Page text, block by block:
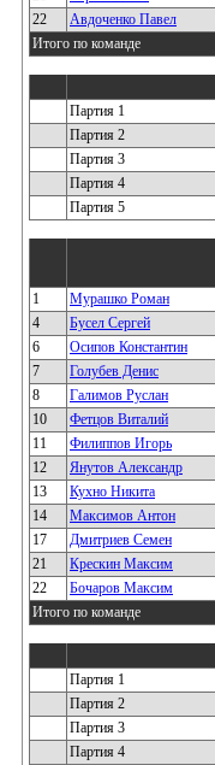
22
Авдоченко Павел
Итого по команде
Партия 1
Партия 2
Партия 3
Партия 4
Партия 5
1
Мурашко Роман
4
Бусел Сергей
6
Осипов Константин
7
Голубев Денис
8
Галимов Руслан
10
Фетцов Виталий
11
Филиппов Игорь
12
Янутов Александр
13
Кухно Никита
14
Максимов Антон
17
Дмитриев Семен
21
Крескин Максим
22
Бочаров Максим
Итого по команде
Партия 1
Партия 2
Партия 3
Партия 4